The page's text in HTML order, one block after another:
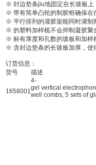
※ 封边垫条jiu地固定在长玻板上
※ 带有简单凸轮的制胶框确保在
※ 平行排列的灌胶架能同时灌制
※ 的塑料加样梳不会抑制凝胶聚
※ 标有厚度和孔数的玻板和加样
※ 含封边垫条的长玻板加厚，使
订货信息：
货号
描述
1658001
4-
gel vertical
well combs, 5 sets of